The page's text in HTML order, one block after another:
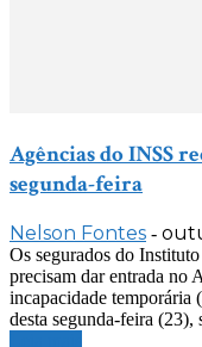
Agências do INSS
segunda-feira
Nelson Fontes -
Os segurados do
precisam dar entrada no
incapacidade temporária
desta segunda-feira (23),